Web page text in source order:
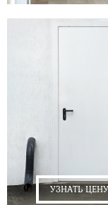
УЗНАТЬ ЦЕНУ